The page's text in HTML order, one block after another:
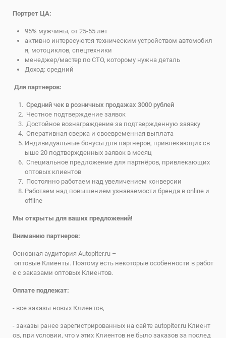
Портрет ЦА:
95% мужчины, от 25-55 лет
активно интересуются техническим устройством автомобил
я, мотоциклов, спецтехники
менеджер/мастер по СТО, которому нужна деталь
Доход: средний
Для партнеров:
Средний чек в розничных продажах 3000 рублей
Честное подтверждение заявок
Достойное вознаграждение за подтвержденную заявку
Оперативная сверка и своевременная выплата
Индивидуальные бонусы для партнеров, привлекающих св
ыше 20 подтвержденных заявок в месяц
Специальное предложение для партнёров, привлекающих
оптовых клиентов
Постоянно работаем над увеличением конверсии
Работаем над повышением узнаваемости бренда в online и
offline
Мы открыты для ваших предложений!
Вниманию партнеров:
Основная аудитория Autopiter.ru –
оптовые Клиенты. Поэтому есть некоторые особенности в работ
е с заказами оптовых Клиентов.
Оплате подлежат:
- все заказы новых Клиентов,
- заказы ранее зарегистрированных на сайте autopiter.ru Клиент
ов, при условии, что у этих Клиентов не было заказов за послед